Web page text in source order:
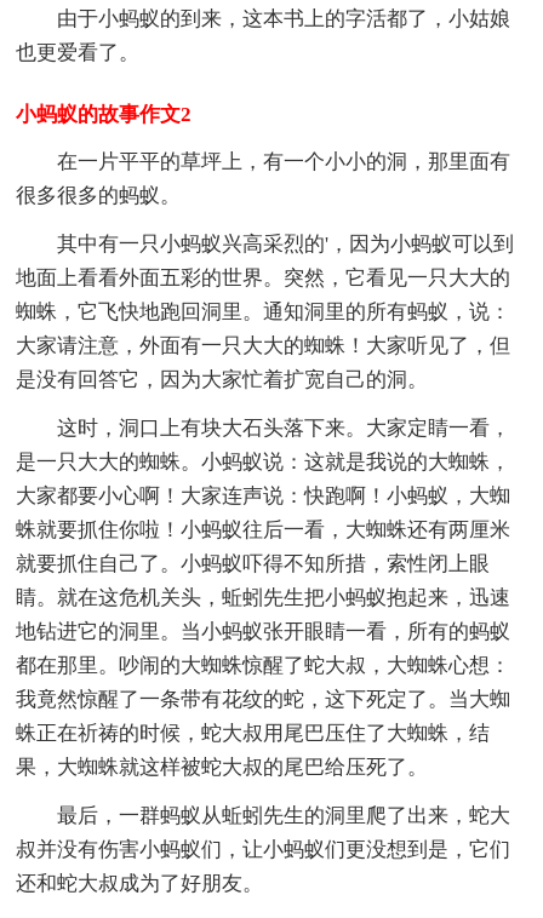
由于小蚂蚁的到来，这本书上的字活都了，小姑娘
也更爱看了。
小蚂蚁的故事作文2
在一片平平的草坪上，有一个小小的洞，那里面有
很多很多的蚂蚁。
其中有一只小蚂蚁兴高采烈的'，因为小蚂蚁可以到
地面上看看外面五彩的世界。突然，它看见一只大大的
蜘蛛，它飞快地跑回洞里。通知洞里的所有蚂蚁，说：
大家请注意，外面有一只大大的蜘蛛！大家听见了，但
是没有回答它，因为大家忙着扩宽自己的洞。
这时，洞口上有块大石头落下来。大家定睛一看，
是一只大大的蜘蛛。小蚂蚁说：这就是我说的大蜘蛛，
大家都要小心啊！大家连声说：快跑啊！小蚂蚁，大蜘
蛛就要抓住你啦！小蚂蚁往后一看，大蜘蛛还有两厘米
就要抓住自己了。小蚂蚁吓得不知所措，索性闭上眼
睛。就在这危机关头，蚯蚓先生把小蚂蚁抱起来，迅速
地钻进它的洞里。当小蚂蚁张开眼睛一看，所有的蚂蚁
都在那里。吵闹的大蜘蛛惊醒了蛇大叔，大蜘蛛心想：
我竟然惊醒了一条带有花纹的蛇，这下死定了。当大蜘
蛛正在祈祷的时候，蛇大叔用尾巴压住了大蜘蛛，结
果，大蜘蛛就这样被蛇大叔的尾巴给压死了。
最后，一群蚂蚁从蚯蚓先生的洞里爬了出来，蛇大
叔并没有伤害小蚂蚁们，让小蚂蚁们更没想到是，它们
还和蛇大叔成为了好朋友。